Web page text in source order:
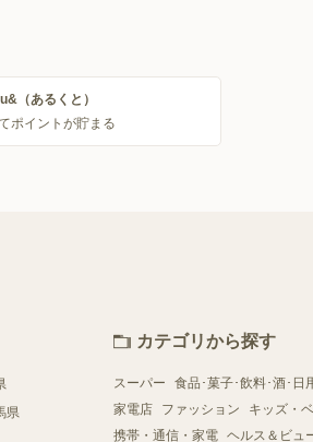
（あるくと）
ポイントが貯まる
県
カテゴリから探す
スーパー 食品･菓子･飲料･酒･日
家電店
ファッション キッズ・
携帯・通信・家電 ヘルス＆ビュ